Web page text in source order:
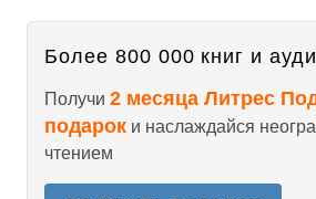
Более 800 000 книг и
Получи 2 месяца Литрес
подарок и наслаждайся
чтением